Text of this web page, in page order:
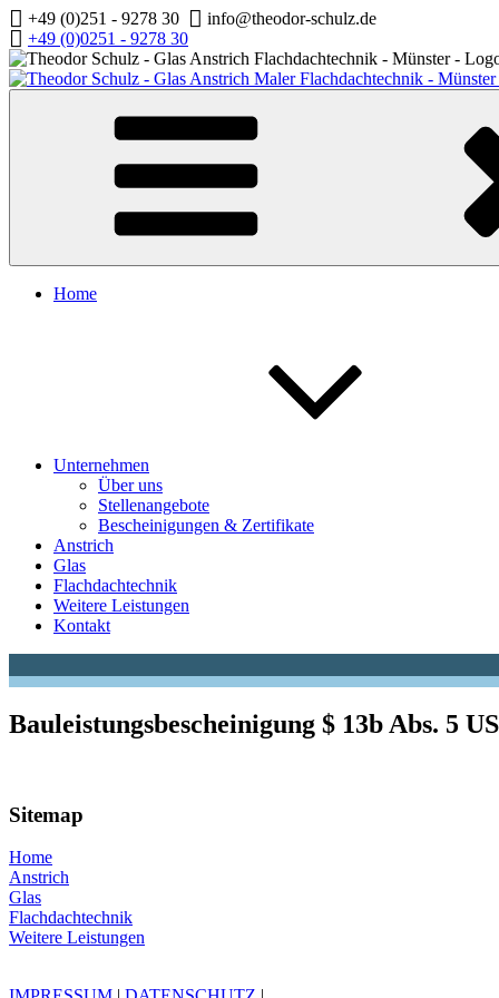
Zum
Inhalt
springen
+49 (0)251 - 9278 30
info@theodor-schulz.de
+49 (0)0251 - 9278 30
Home
Unternehmen
Über uns
Stellenangebote
Bescheinigungen & Zertifikate
Anstrich
Glas
Flachdachtechnik
Weitere Leistungen
Kontakt
Bauleistungsbescheinigung $ 13b Abs. 5
Sitemap
Home
Anstrich
Glas
Flachdachtechnik
Weitere Leistungen